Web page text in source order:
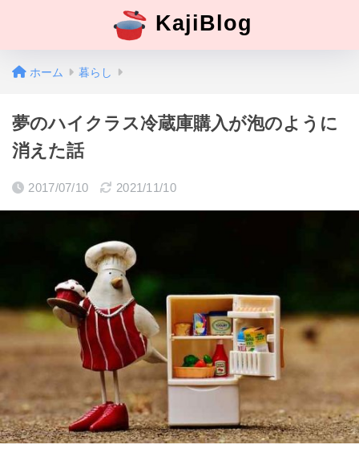
KajiBlog
ホーム 暮らし
夢のハイクラス冷蔵庫購入が泡のように
消えた話
2017/07/10 2021/11/10